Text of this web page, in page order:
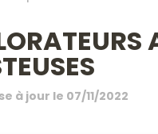
à jour le 07/11/2022